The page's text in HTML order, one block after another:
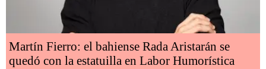
Martín Fierro: el bahiense Rada Aristarán se
quedó con la estatuilla en Labor Humorística